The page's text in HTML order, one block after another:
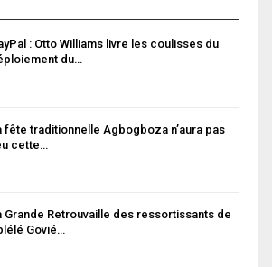
: Otto Williams livre les coulisses du
du…
fête traditionnelle Agbogboza n’aura pas
cette…
Grande Retrouvaille des ressortissants de
Govié…